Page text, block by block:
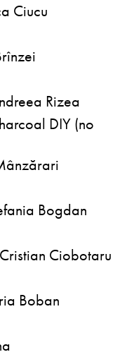
Ciucu
Rizea
DIY (no
Bogdan
Ciobotaru
Boban